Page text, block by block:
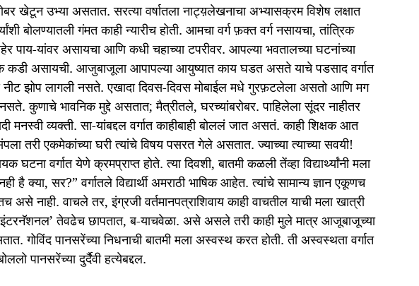
खेटून उभ्या असतात. सरत्या वर्षातला नाट्य़लेखनाचा अभ्यासक्रम विशेष लक्षात
बोलण्यातली गंमत काही न्यारीच होती. आमचा वर्ग फ़क्त वर्ग नसायचा, तांत्रिक
पाय-यांवर असायचा आणि कधी चहाच्या टपरीवर. आपल्या भवतालच्या घटनांच्या
कडी असायची. आजुबाजूला आपापल्या आयुष्यात काय घडत असते याचे पडसाद वर्गात
नीट झोप लागली नसते. एखादा दिवस-दिवस मोबाईल मधे गुरफ़टलेला असतो आणि मग
कुणाचे भावनिक मुद्दे असतात; मैत्रीतले, घरच्यांबरोबर. पाहिलेला सूंदर नाहीतर
मनस्वी व्यक्ती. सा-यांबद्दल वर्गात काहीबाही बोललं जात असतं. काही शिक्षक आत
तरी एकमेकांच्या घरी त्यांचे विषय पसरत गेले असतात. ज्याच्या त्याच्या सवयी!
घटना वर्गात येणे क्रमप्राप्त होते. त्या दिवशी, बातमी कळली तेंव्हा विद्यार्थ्यांनी मला
है क्या, सर?” वर्गातले विद्यार्थी अमराठी भाषिक आहेत. त्यांचे सामान्य ज्ञान एकूणच
असे नाही. वाचले तर, इंग्रजी वर्तमानपत्राशिवाय काही वाचतील याची मला खात्री
तेवढेच छापतात, ब-याचवेळा. असे असले तरी काही मुले मात्र आजूबाजूच्या
गोविंद पानसरेंच्या निधनाची बातमी मला अस्वस्थ करत होती. ती अस्वस्थता वर्गात
पानसरेंच्या दुर्दैवी हत्येबद्दल.